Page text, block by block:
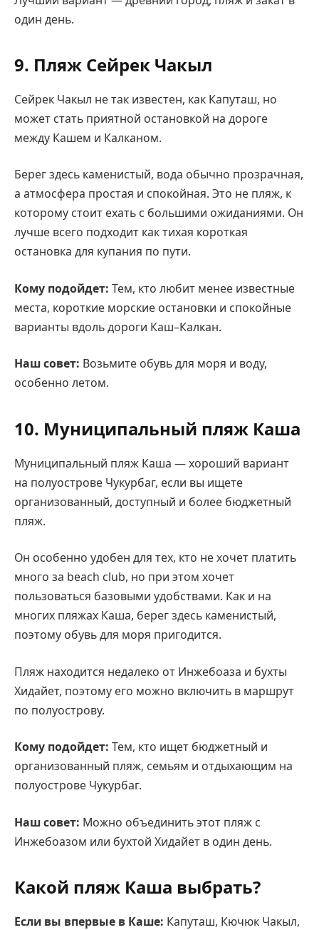
один день.
9. Пляж Сейрек Чакыл
Сейрек Чакыл не так известен, как Капуташ, но
может стать приятной остановкой на дороге
между Кашем и Калканом.
Берег здесь каменистый, вода обычно прозрачная,
а атмосфера простая и спокойная. Это не пляж, к
которому стоит ехать с большими ожиданиями. Он
лучше всего подходит как тихая короткая
остановка для купания по пути.
Кому подойдет: Тем, кто любит менее известные
места, короткие морские остановки и спокойные
варианты вдоль дороги Каш–Калкан.
Наш совет: Возьмите обувь для моря и воду,
особенно летом.
10. Муниципальный пляж Каша
Муниципальный пляж Каша — хороший вариант
на полуострове Чукурбаг, если вы ищете
организованный, доступный и более бюджетный
пляж.
Он особенно удобен для тех, кто не хочет платить
много за beach club, но при этом хочет
пользоваться базовыми удобствами. Как и на
многих пляжах Каша, берег здесь каменистый,
поэтому обувь для моря пригодится.
Пляж находится недалеко от Инжебоаза и бухты
Хидайет, поэтому его можно включить в маршрут
по полуострову.
Кому подойдет: Тем, кто ищет бюджетный и
организованный пляж, семьям и отдыхающим на
полуострове Чукурбаг.
Наш совет: Можно объединить этот пляж с
Инжебоазом или бухтой Хидайет в один день.
Какой пляж Каша выбрать?
Если вы впервые в Каше: Капуташ, Кючюк Чакыл,